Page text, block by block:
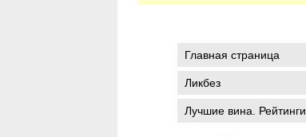
Главная страница
Ликбез
Лучшие вина. Рейтинги